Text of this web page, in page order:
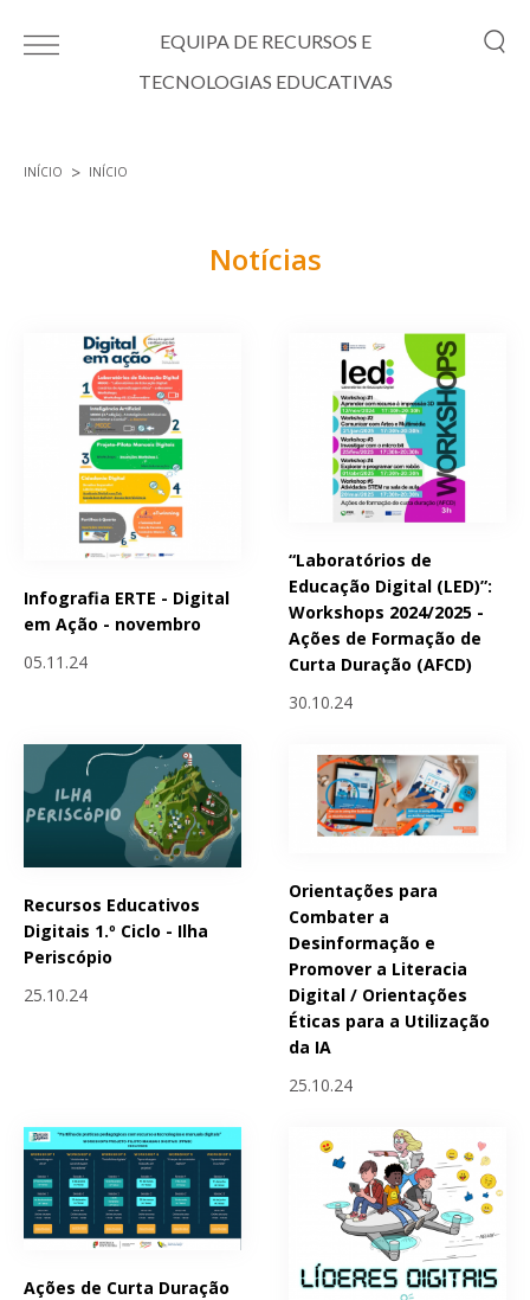
EQUIPA DE RECURSOS E
TECNOLOGIAS EDUCATIVAS
INÍCIO INÍCIO
Notícias
Infografia ERTE - Digital
em Ação - novembro
05.11.24
“Laboratórios de
Educação Digital (LED)”:
Workshops 2024/2025 -
Ações de Formação de
Curta Duração (AFCD)
30.10.24
Recursos Educativos
Digitais 1.º Ciclo - Ilha
Periscópio
25.10.24
Orientações para
Combater a
Desinformação e
Promover a Literacia
Digital / Orientações
Éticas para a Utilização
da IA
25.10.24
Ações de Curta Duração
Páginas